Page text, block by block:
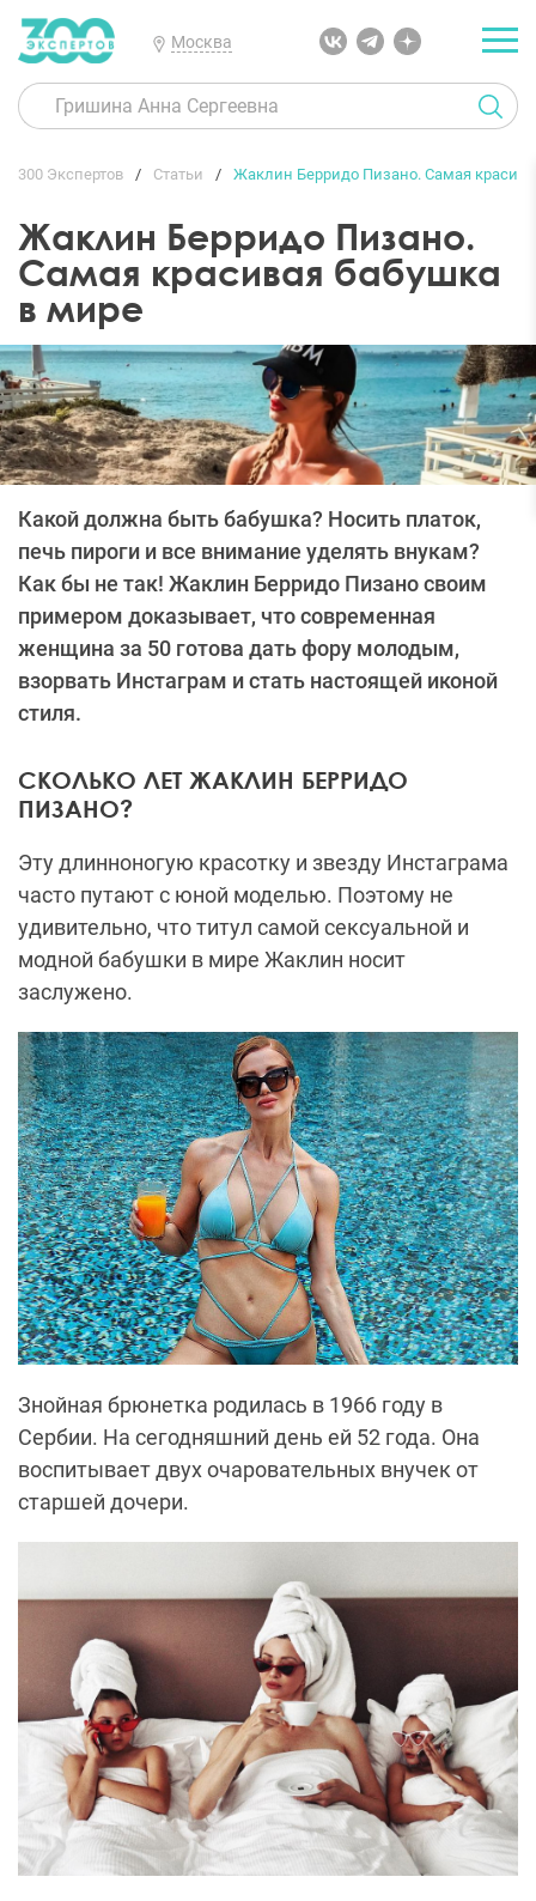
Москва
300 Экспертов Статьи Жаклин Берридо Пизано. Самая
Жаклин Берридо Пизано.
Самая красивая бабушка
в мире
Какой должна быть бабушка? Носить платок,
печь пироги и все внимание уделять внукам?
Как бы не так! Жаклин Берридо Пизано своим
примером доказывает, что современная
женщина за 50 готова дать фору молодым,
взорвать Инстаграм и стать настоящей иконой
стиля.
СКОЛЬКО ЛЕТ ЖАКЛИН БЕРРИДО
ПИЗАНО?
Эту длинноногую красотку и звезду Инстаграма
часто путают с юной моделью. Поэтому не
удивительно, что титул самой сексуальной и
модной бабушки в мире Жаклин носит
заслужено.
Знойная брюнетка родилась в 1966 году в
Сербии. На сегодняшний день ей 52 года. Она
воспитывает двух очаровательных внучек от
старшей дочери.